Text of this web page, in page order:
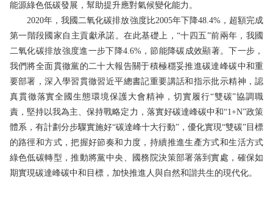
能源綠色低碳發展，幫助提升應對氣候變化能力。
2020年，我國二氧化碳排放強度比2005年下降48.4%，超額完成
第一階段國家自主貢獻承諾。在此基礎上，“十四五”前兩年，我國
二氧化碳排放強度進一步下降4.6%，節能降碳成效顯著。下一步，
我們將全面貫徹黨的二十大報告關于積極穩妥推進碳達峰碳中和重
要部署，深入學習貫徹習近平總書記重要講話和指示批示精神，認
真貫徹落實全國生態環境保護大會精神，切實履行“雙碳”協調職
責，堅持以我為主、保持戰略定力，落實好碳達峰碳中和“1+N”政策
體系，有計劃分步驟實施好“碳達峰十大行動”，優化實現“雙碳”目標
的路徑和方式，把握好節奏和力度，持續推進生產方式和生活方式
綠色低碳轉型，推動將黨中央、國務院決策部署落到實處，確保如
期實現碳達峰碳中和目標，加快推進人與自然和諧共生的現代化。